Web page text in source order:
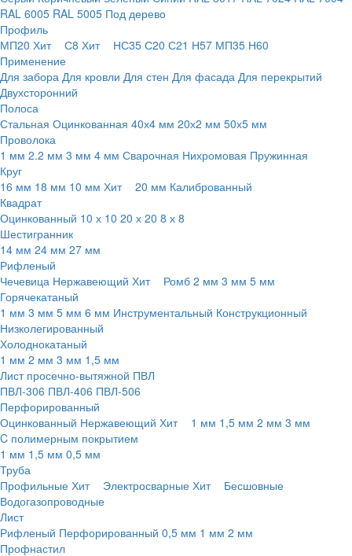
RAL 6005 RAL 5005 Под дерево
Профиль
МП20 Хит С8 Хит НС35 С20 С21 Н57 МП35 Н60
Применение
Для забора Для кровли Для стен Для фасада Для перекрытий
Двухсторонний
Полоса
Стальная Оцинкованная 40х4 мм 20х2 мм 50х5 мм
Проволока
1 мм 2.2 мм 3 мм 4 мм Сварочная Нихромовая Пружинная
Круг
16 мм 18 мм 10 мм Хит 20 мм Калиброванный
Квадрат
Оцинкованный 10 х 10 20 х 20 8 х 8
Шестигранник
14 мм 24 мм 27 мм
Рифленый
Чечевица Нержавеющий Хит Ромб 2 мм 3 мм 5 мм
Горячекатаный
1 мм 3 мм 5 мм 6 мм Инструментальный Конструкционный
Низколегированный
Холоднокатаный
1 мм 2 мм 3 мм 1,5 мм
Лист просечно-вытяжной ПВЛ
ПВЛ-306 ПВЛ-406 ПВЛ-506
Перфорированный
Оцинкованный Нержавеющий Хит 1 мм 1,5 мм 2 мм 3 мм
C полимерным покрытием
1 мм 1,5 мм 0,5 мм
Труба
Профильные Хит Электросварные Хит
Бесшовные
Водогазопроводные
Лист
Рифленый Перфорированный 0,5 мм 1 мм 2 мм
Профнастил